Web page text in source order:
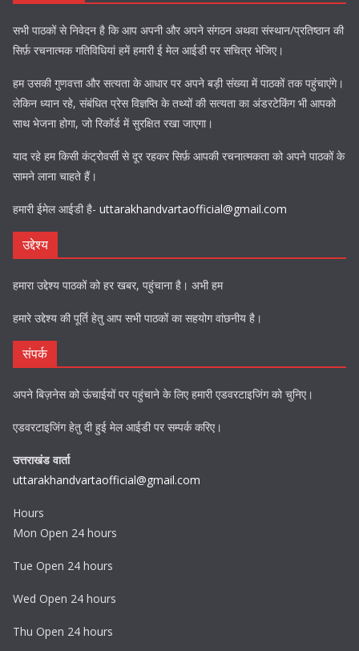
सभी पाठकों से निवेदन है कि आप अपनी और अपने संगठन अथवा संस्थान/प्रतिष्ठान की
सिर्फ़ रचनात्मक गतिविधियां हमें हमारी ई मेल आईडी पर सचित्र भेजिए।
हम उसकी गुणवत्ता और सत्यता के आधार पर अपने बड़ी संख्या में पाठकों तक पहुंचाएंगे।
लेकिन ध्यान रहे, संबंधित प्रेस विज्ञप्ति के तथ्यों की सत्यता का अंडरटेकिंग भी आपको
साथ भेजना होगा, जो रिकॉर्ड में सुरक्षित रखा जाएगा।
याद रहे हम किसी कंट्रोवर्सी से दूर रहकर सिर्फ़ आपकी रचनात्मकता को अपने पाठकों के
सामने लाना चाहते हैं।
हमारी ईमेल आईडी है- uttarakhandvartaofficial@gmail.com
उद्देश्य
हमारा उद्देश्य पाठकों को हर खबर, पहुंचाना है। अभी हम
हमारे उद्देश्य की पूर्ति हेतु आप सभी पाठकों का सहयोग वांछनीय है।
संपर्क
अपने बिज़नेस को ऊंचाईयों पर पहुंचाने के लिए हमारी एडवरटाइजिंग को चुनिए।
एडवरटाइजिंग हेतु दी हुई मेल आईडी पर सम्पर्क करिए।
उत्तराखंड वार्ता
uttarakhandvartaofficial@gmail.com
Hours
Mon Open 24 hours
Tue Open 24 hours
Wed Open 24 hours
Thu Open 24 hours